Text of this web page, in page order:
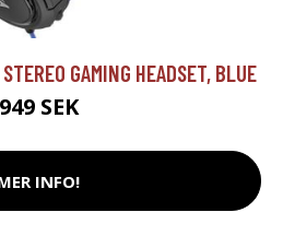
GAMING HEADSET, BLUE
949 SEK
INFO!